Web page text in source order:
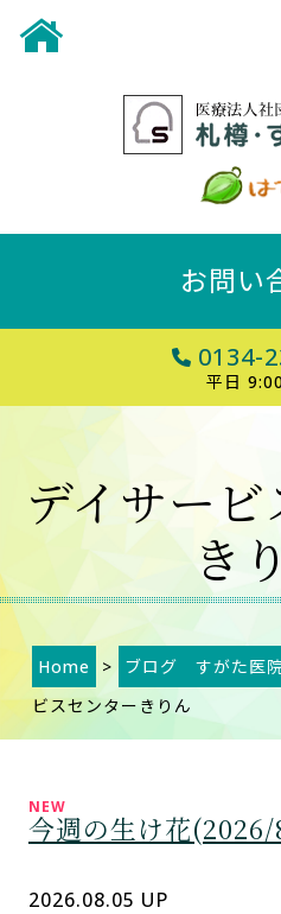
お問い
0134-
平日
デイサー
き
Home > ブログ すがた医
ビスセンターきりん
今週の生け花
2026.08.05 UP